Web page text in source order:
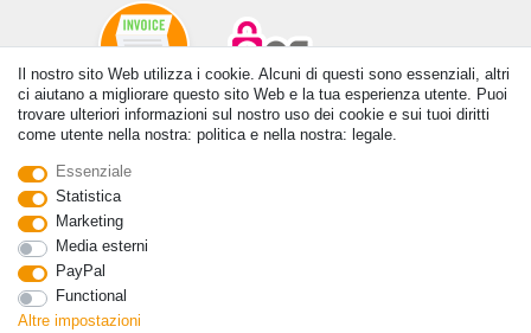
Il nostro sito Web utilizza i cookie. Alcuni di questi sono essenziali, altri
ci aiutano a migliorare questo sito Web e la tua esperienza utente. Puoi
trovare ulteriori informazioni sul nostro uso dei cookie e sui tuoi diritti
come utente nella nostra: politica e nella nostra: legale.
Essenziale
Statistica
Marketing
Media esterni
PayPal
Functional
Altre impostazioni
© Copyright 2026 | Tutti i diritti riservati. - Tutti i diritti riservati. Prezzi
articolo | *Si applica alle consegne in Italia!
Withdraw from contract here